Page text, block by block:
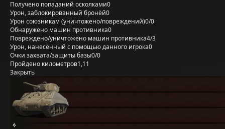
Получено попаданий осколками0
Урон, заблокированный бронёй0
Урон союзникам (уничтожено/повреждений)0/0
Обнаружено машин противника0
Повреждено/уничтожено машин противника4/3
Урон, нанесённый с помощью данного игрока0
Очки захвата/защиты базы0/0
Пройдено километров1,11
Закрыть